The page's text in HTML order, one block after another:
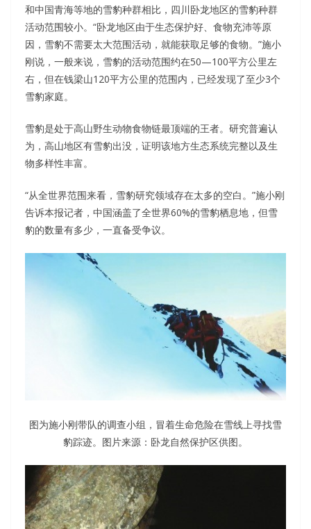
和中国青海等地的雪豹种群相比，四川卧龙地区的雪豹种群
活动范围较小。“卧龙地区由于生态保护好、食物充沛等原
因，雪豹不需要太大范围活动，就能获取足够的食物。”施小
刚说，一般来说，雪豹的活动范围约在50—100平方公里左
右，但在钱梁山120平方公里的范围内，已经发现了至少3个
雪豹家庭。
雪豹是处于高山野生动物食物链最顶端的王者。研究普遍认
为，高山地区有雪豹出没，证明该地方生态系统完整以及生
物多样性丰富。
“从全世界范围来看，雪豹研究领域存在太多的空白。”施小刚
告诉本报记者，中国涵盖了全世界60%的雪豹栖息地，但雪
豹的数量有多少，一直备受争议。
图为施小刚带队的调查小组，冒着生命危险在雪线上寻找雪
豹踪迹。图片来源：卧龙自然保护区供图。